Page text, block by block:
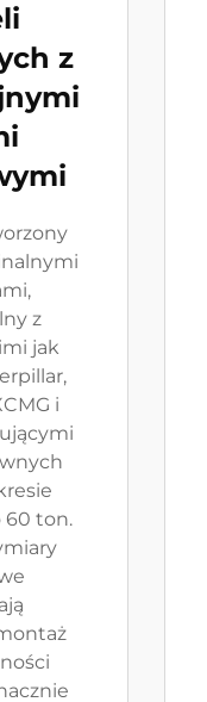
z
z
jak
i
60 ton.